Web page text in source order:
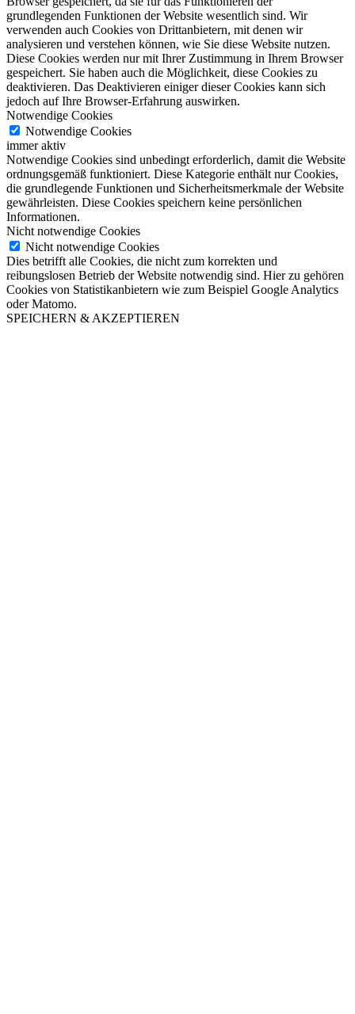
grundlegenden Funktionen der Website wesentlich sind. Wir
verwenden auch Cookies von Drittanbietern, mit denen wir
analysieren und verstehen können, wie Sie diese Website nutzen.
Diese Cookies werden nur mit Ihrer Zustimmung in Ihrem Browser
gespeichert. Sie haben auch die Möglichkeit, diese Cookies zu
deaktivieren. Das Deaktivieren einiger dieser Cookies kann sich
jedoch auf Ihre Browser-Erfahrung auswirken.
Notwendige Cookies
Notwendige Cookies
immer aktiv
Notwendige Cookies sind unbedingt erforderlich, damit die Website
ordnungsgemäß funktioniert. Diese Kategorie enthält nur Cookies,
die grundlegende Funktionen und Sicherheitsmerkmale der Website
gewährleisten. Diese Cookies speichern keine persönlichen
Informationen.
Nicht notwendige Cookies
Nicht notwendige Cookies
Dies betrifft alle Cookies, die nicht zum korrekten und
reibungslosen Betrieb der Website notwendig sind. Hier zu gehören
Cookies von Statistikanbietern wie zum Beispiel Google Analytics
oder Matomo.
SPEICHERN & AKZEPTIEREN